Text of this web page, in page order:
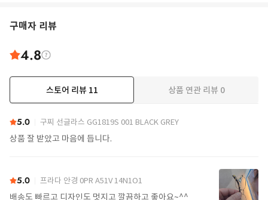
구매자 리뷰
4.8
스토어 리뷰 11 상품 연관 리뷰 0
5.0 구찌 선글라스 GG1819S 001 BLACK GREY
상품 잘 받았고 마음에 듭니다.
5.0 프라다 안경 0PR A51V 14N1O1
배송도 빠르고 디자인도 멋지고 깔끔하고 좋아요~^^